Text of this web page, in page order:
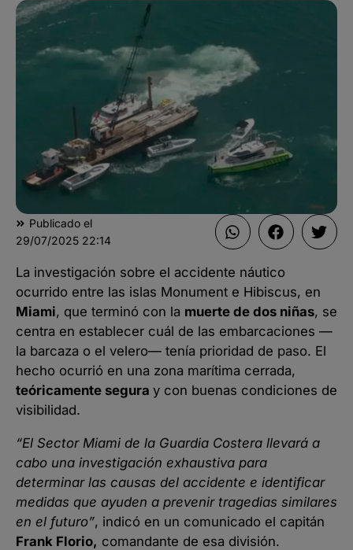
Publicado el
29/07/2025 22:14
La investigación sobre el accidente náutico
ocurrido entre las islas Monument e Hibiscus, en
Miami, que terminó con la muerte de dos niñas, se
centra en establecer cuál de las embarcaciones —
la barcaza o el velero— tenía prioridad de paso. El
hecho ocurrió en una zona marítima cerrada,
teóricamente segura y con buenas condiciones de
visibilidad.
“El Sector Miami de la Guardia Costera llevará a
cabo una investigación exhaustiva para
determinar las causas del accidente e identificar
medidas que ayuden a prevenir tragedias similares
en el futuro”, indicó en un comunicado el capitán
Frank Florio, comandante de esa división.